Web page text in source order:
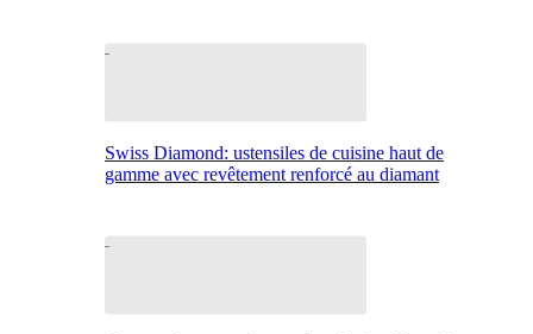
Swiss Diamond: ustensiles de cuisine haut de
gamme avec revêtement renforcé au diamant